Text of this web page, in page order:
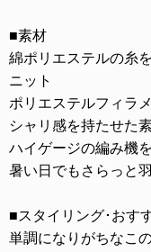
■素材
綿ポリエステルの糸
ニット
ポリエステルフィラ
シャリ感を持たせた
ハイゲージの編み機
暑い日でもさらっと
■スタイリング･おす
単調になりがちなこ